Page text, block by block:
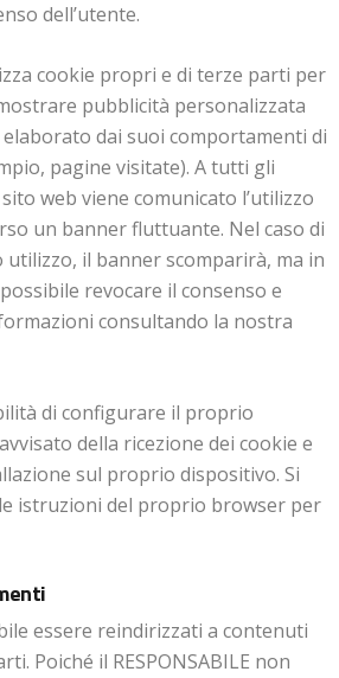
dell’utente.
cookie propri e di terze parti per
pubblicità personalizzata
dai suoi comportamenti di
pagine visitate). A tutti gli
web viene comunicato l’utilizzo
un banner fluttuante. Nel caso di
utilizzo, il banner scomparirà, ma in
revocare il consenso e
consultando la nostra
di configurare il proprio
della ricezione dei cookie e
sul proprio dispositivo. Si
istruzioni del proprio browser per
essere reindirizzati a contenuti
Poiché il RESPONSABILE non